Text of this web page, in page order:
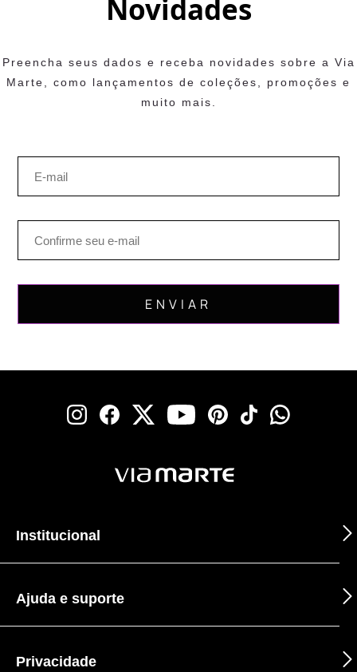
Novidades
Preencha seus dados e receba novidades sobre a Via
Marte, como lançamentos de coleções, promoções e
muito mais.
Institucional
Ajuda e suporte
Privacidade